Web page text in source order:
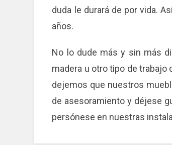
duda le durará de por vida.
años.
No lo dude más y sin más
madera u otro tipo de
dejemos que nuestros
de asesoramiento y déjese
persónese en nuestras